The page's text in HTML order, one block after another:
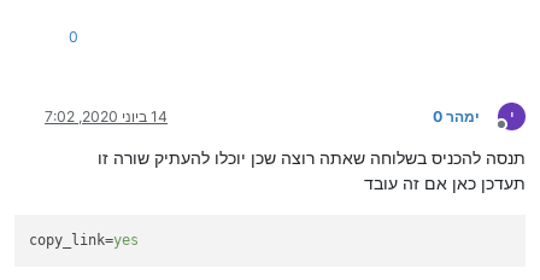
0
י
מנותק
ימהר 0 14 ביוני 2020, 7:02
תנסה להכניס בשלוחה שאתה רוצה שכן יוכלו להעתיק שורה זו
תעדכן כאן אם זה עובד
copy_link=yes